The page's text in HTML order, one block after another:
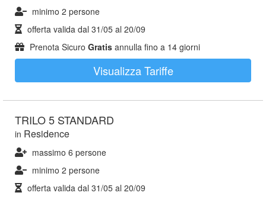
minimo 2 persone
offerta valida dal 31/05 al 20/09
Prenota Sicuro Gratis annulla fino a 14 giorni
Visualizza Tariffe
TRILO 5 STANDARD
in Residence
massimo 6 persone
minimo 2 persone
offerta valida dal 31/05 al 20/09